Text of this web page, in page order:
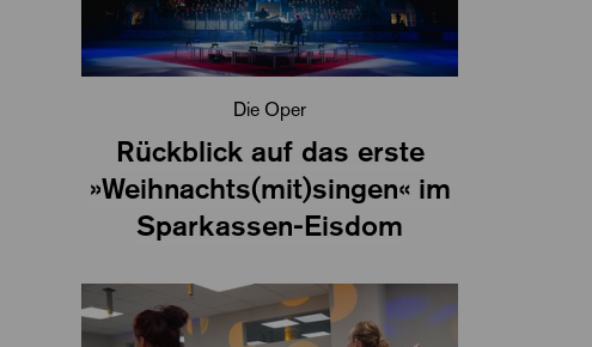
Die Oper
Rückblick auf das erste
»Weihnachts(mit)singen« im
Sparkassen-Eisdom